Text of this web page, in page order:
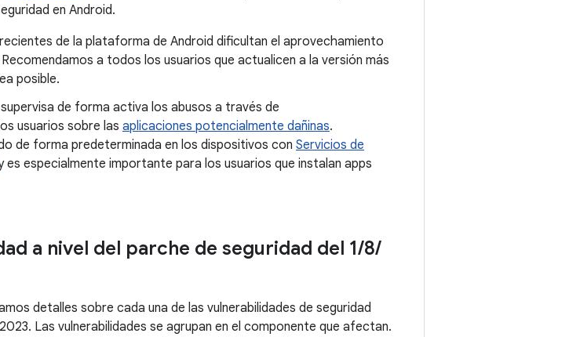
en Android.
de la plataforma de Android dificultan el aprovechamiento
a todos los usuarios que actualicen a la versión más
posible.
de forma activa los abusos a través de
usuarios sobre las aplicaciones potencialmente dañinas.
de forma predeterminada en los dispositivos con Servicios de
es especialmente importante para los usuarios que instalan apps
a nivel del parche de seguridad del 1/8/
detalles sobre cada una de las vulnerabilidades de seguridad
Las vulnerabilidades se agrupan en el componente que afectan.